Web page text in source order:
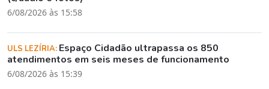
6/08/2026 às 15:58
ULS LEZÍRIA: Espaço Cidadão ultrapassa os 850
atendimentos em seis meses de funcionamento
6/08/2026 às 15:39